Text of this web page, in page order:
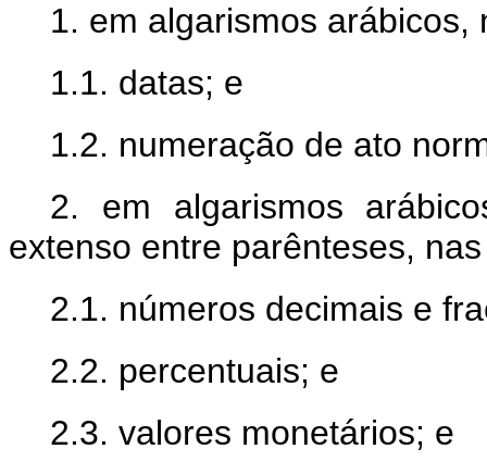
1. em algarismos arábicos,
1.1. datas; e
1.2. numeração de ato
2. em algarismos
extenso entre parênteses,
2.1. números decimais e
2.2. percentuais; e
2.3. valores monetários; e